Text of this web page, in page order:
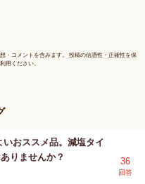
・コメントを含みます。 投稿の信憑性・正確性を保
用ください。
いおススメ品。減塩タイ
りませんか？
36
回答